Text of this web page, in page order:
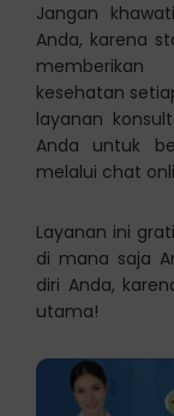
Jangan
Anda, karena
kesehatan
layanan
Anda untuk
melalui chat
Layanan ini
di mana saja
diri Anda,
utama!